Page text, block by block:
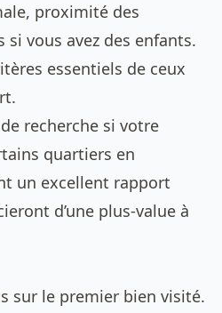
proximité des
vous avez des enfants.
essentiels de ceux
recherche si votre
quartiers en
un excellent rapport
d’une plus-value à
sur le premier bien visité.